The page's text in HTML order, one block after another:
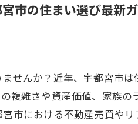
市の住まい選び最新
せんか？近年、宇都宮市
複雑さや資産価値、家族
市における不動産売買や